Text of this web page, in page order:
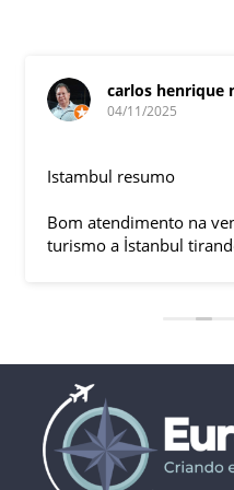
carlos henrique
04/11/2025
Istambul resumo
Bom atendimento na
turismo a İstanbul
ficaram em SP
LÍDER, garantiu o
grupo formado por
Ali Faik, falando um
muito disponível e atencioso. Os
4, todos em vans
com pilotos tranquilos